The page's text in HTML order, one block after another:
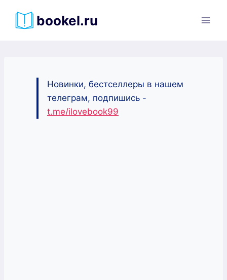
bookel.ru
Новинки, бестселлеры в нашем
телеграм, подпишись -
t.me/ilovebook99